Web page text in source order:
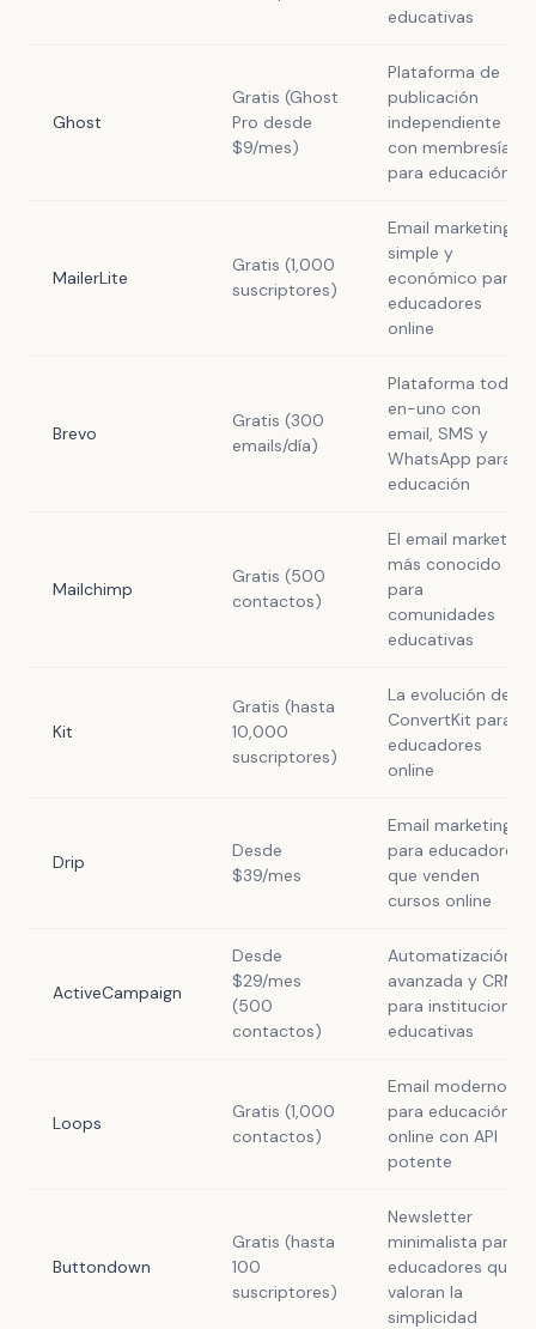
educativas
Ghost
Gratis (Ghost
Pro desde
$9/mes)
Plataforma de
publicación
independiente
con membresías
para educación
MailerLite
Gratis (1,000
suscriptores)
Email marketing
simple y
económico para
educadores
online
Brevo
Gratis (300
emails/día)
Plataforma todo-
en-uno con
email, SMS y
WhatsApp para
educación
Mailchimp
Gratis (500
contactos)
El email marketing
más conocido
para
comunidades
educativas
Kit
Gratis (hasta
10,000
suscriptores)
La evolución de
ConvertKit para
educadores
online
Drip
Desde
$39/mes
Email marketing
para educadores
que venden
cursos online
ActiveCampaign
Desde
$29/mes
(500
contactos)
Automatización
avanzada y CRM
para instituciones
educativas
Loops
Gratis (1,000
contactos)
Email moderno
para educación
online con API
potente
Buttondown
Gratis (hasta
100
suscriptores)
Newsletter
minimalista para
educadores que
valoran la
simplicidad